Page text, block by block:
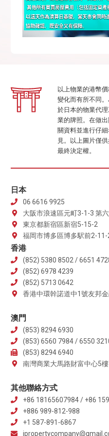
以上物業的港幣
變化而有所不同。
於日本的物業代
業的牌照。在做
關資料並進行仔
見。以上圖片僅
最終決定權。
日本
06 6616 9925
大阪市浪速區元町3-1-3 第
東京都新宿區新宿5-15-2
福岡市博多區博多駅前2-11-
香港
(852) 5380 8502 / 6651
(852) 6978 4239
(852) 5713 0642
香港中環幹諾道中1號友邦
澳門
(853) 8294 6930
(853) 6560 7984 / 6550
(853) 8294 6940
南灣商業大馬路財富中心5
其他聯絡方式
+86 18165607984 / +86
+886 989-812-988
+1 587-891-6867